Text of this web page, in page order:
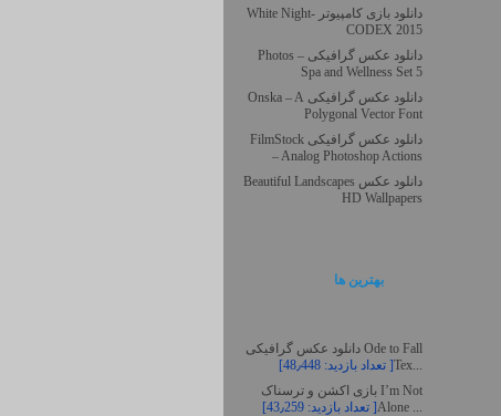
دانلود بازی کامپیوتر White Night-
CODEX 2015
دانلود عکس گرافیکی Photos –
Spa and Wellness Set 5
دانلود عکس گرافیکی Onska – A
Polygonal Vector Font
دانلود عکس گرافیکی FilmStock
– Analog Photoshop Actions
دانلود عکس Beautiful Landscapes
HD Wallpapers
بهترين ها
دانلود عکس گرافیکی Ode to Fall
Tex...[تعداد بازدید: 48٫448 ]
بازی اکشن و ترسناک I’m Not
Alone ...[تعداد بازدید: 43٫259 ]